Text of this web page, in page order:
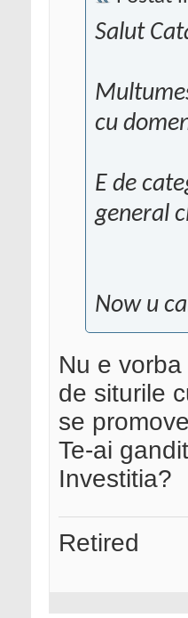
Salut
cu
E de
general
Now u
Nu e
de siturile
se
Te-ai
Investitia?
Retired